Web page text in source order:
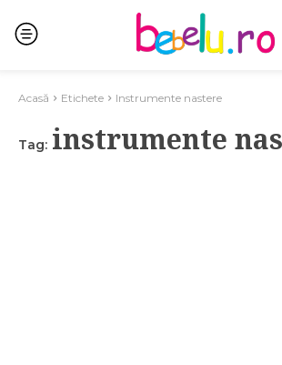
Acasă Etichete Instrumente nastere
Tag: instrumente